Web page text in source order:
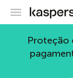
Proteção